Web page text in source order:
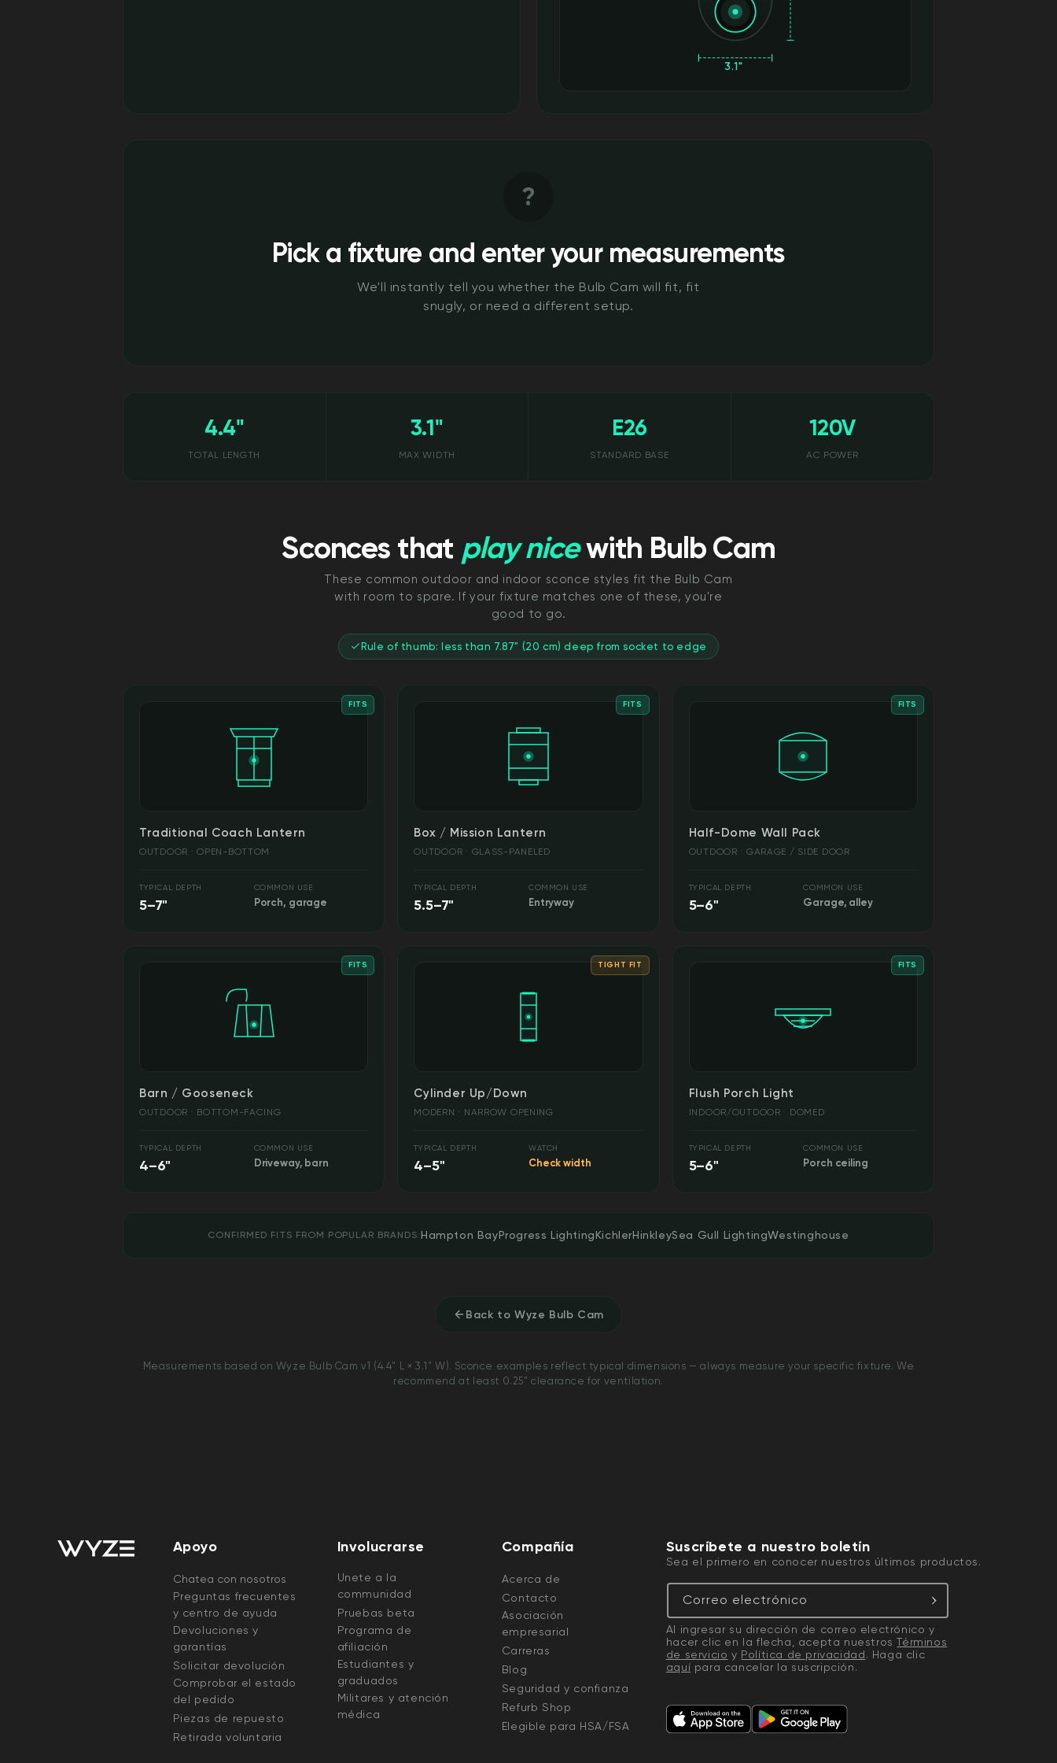
3.1"
?
Pick a fixture and enter your measurements
We'll instantly tell you whether the Bulb Cam will fit, fit
snugly, or need a different setup.
4.4"
TOTAL LENGTH
3.1"
MAX WIDTH
E26
STANDARD BASE
120V
AC POWER
Sconces that play nicewith Bulb Cam
These common outdoor and indoor sconce styles fit the Bulb Cam
with room to spare. If your fixture matches one of these, you're
good to go.
Rule of thumb: less than 7.87" (20 cm) deep from socket to edge
FITS
Traditional Coach Lantern
OUTDOOR · OPEN-BOTTOM
TYPICAL DEPTH
5–7"
COMMON USE
Porch, garage
FITS
Box / Mission Lantern
OUTDOOR · GLASS-PANELED
TYPICAL DEPTH
5.5–7"
COMMON USE
Entryway
FITS
Half-Dome Wall Pack
OUTDOOR · GARAGE / SIDE DOOR
TYPICAL DEPTH
5–6"
COMMON USE
Garage, alley
FITS
Barn / Gooseneck
OUTDOOR · BOTTOM-FACING
TYPICAL DEPTH
4–6"
COMMON USE
Driveway, barn
TIGHT FIT
Cylinder Up/Down
MODERN · NARROW OPENING
TYPICAL DEPTH
4–5"
WATCH
Check width
FITS
Flush Porch Light
INDOOR/OUTDOOR · DOMED
TYPICAL DEPTH
5–6"
COMMON USE
Porch ceiling
CONFIRMED FITS FROM POPULAR BRANDS:Hampton BayProgress LightingKichlerHinkleySea Gull LightingWestinghouse
Back to Wyze Bulb Cam
Measurements based on Wyze Bulb Cam v1 (4.4" L × 3.1" W). Sconce examples reflect typical dimensions — always measure your specific fixture. We
recommend at least 0.25" clearance for ventilation.
Apoyo
Chatea con nosotros
Preguntas frecuentes
y centro de ayuda
Devoluciones y
garantías
Solicitar devolución
Comprobar el estado
del pedido
Piezas de repuesto
Retirada voluntaria
Involucrarse
Unete a la
communidad
Pruebas beta
Programa de
afiliación
Estudiantes y
graduados
Militares y atención
médica
Compañía
Acerca de
Contacto
Asociación
empresarial
Carreras
Blog
Seguridad y confianza
Refurb Shop
Elegible para HSA/FSA
Suscríbete a nuestro boletín
Sea el primero en conocer nuestros últimos productos.
Correo electrónico
Al ingresar su dirección de correo electrónico y
hacer clic en la flecha, acepta nuestrosTérminos
de servicio y Política de privacidad. Haga clic
aquí para cancelar la suscripción.